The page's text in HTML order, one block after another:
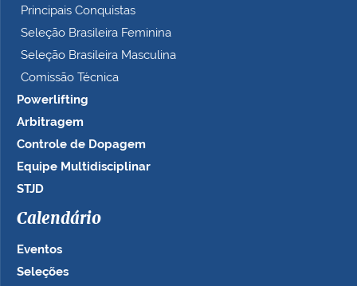
Principais Conquistas
Seleção Brasileira Feminina
Seleção Brasileira Masculina
Comissão Técnica
Powerlifting
Arbitragem
Controle de Dopagem
Equipe Multidisciplinar
STJD
Calendário
Eventos
Seleções